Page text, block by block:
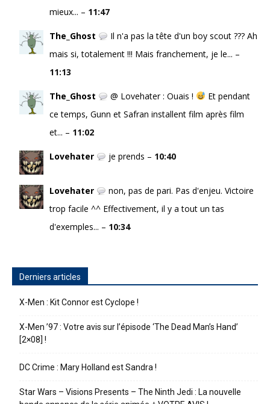
mieux... – 11:47
The_Ghost
Il n'a pas la tête d'un boy scout ??? Ah
mais si, totalement !!! Mais franchement, je le... –
11:13
The_Ghost @ Lovehater : Ouais !
Et pendant
ce temps, Gunn et Safran installent film après film
et... – 11:02
Lovehater je prends – 10:40
Lovehater
non, pas de pari. Pas d'enjeu. Victoire
trop facile ^^ Effectivement, il y a tout un tas
d'exemples... – 10:34
Derniers articles
X-Men : Kit Connor est Cyclope !
X-Men ’97 : Votre avis sur l’épisode ‘The Dead Man’s Hand’
[2×08] !
DC Crime : Mary Holland est Sandra !
Star Wars – Visions Presents – The Ninth Jedi : La nouvelle